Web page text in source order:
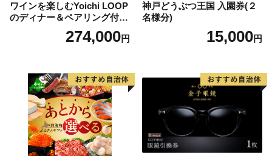
ワインを楽しむYoichi LOOP
のディナー＆ペアリング付宿
泊プラン＜デラックスツイン
274,000円
神戸どうぶつ王国 入園券(２
名様分)
15,000円